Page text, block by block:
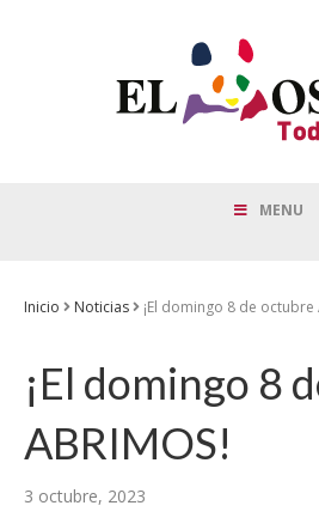
MENU
Inicio Noticias ¡El domingo 8 de octubre
¡El domingo 8
ABRIMOS!
3 octubre, 2023